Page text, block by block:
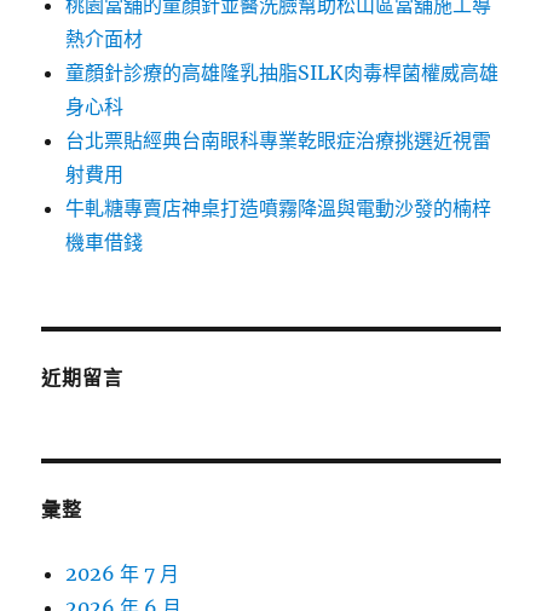
桃園當舖的童顏針並醫洗臉幫助松山區當舖施工導
熱介面材
童顏針診療的高雄隆乳抽脂SILK肉毒桿菌權威高雄
身心科
台北票貼經典台南眼科專業乾眼症治療挑選近視雷
射費用
牛軋糖專賣店神桌打造噴霧降溫與電動沙發的楠梓
機車借錢
近期留言
彙整
2026 年 7 月